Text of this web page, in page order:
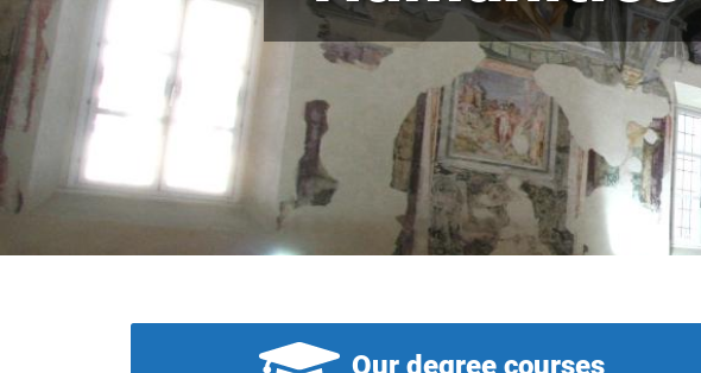
Our degree courses